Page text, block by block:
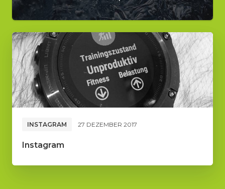
INSTAGRAM 27 DEZEMBER 2017
Instagram